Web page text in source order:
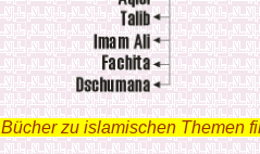
Bücher zu islamischen Themen